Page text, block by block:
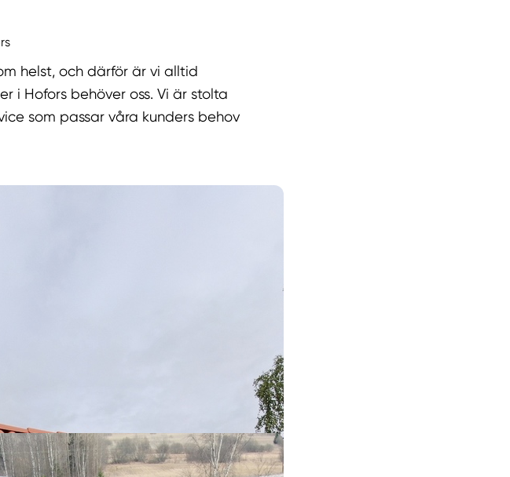
helst, och därför är vi alltid
i Hofors behöver oss. Vi är stolta
som passar våra kunders behov